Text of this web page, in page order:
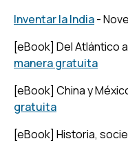
Inventar la India-
[eBook] Del Atlántico
manera gratuita
[eBook] China y
gratuita
[eBook] Historia,